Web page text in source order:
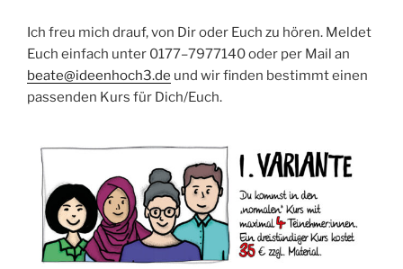
Ich freu mich drauf, von Dir oder Euch zu hören. Mel­det
Euch ein­fach unter 0177–7977140 oder per Mail an
beate@ideenhoch3.de und wir fin­den bestimmt einen
pas­sen­den Kurs für Dich/Euch.